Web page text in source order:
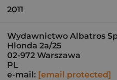
2011
Wydawnictwo Albatros
Hlonda 2a/25
02-972 Warszawa
PL
e-mail: [email protected]